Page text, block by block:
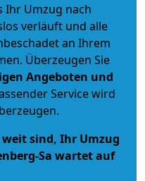
Ihr Umzug nach
verläuft und alle
an Ihrem
Überzeugen Sie
Angeboten und
Service wird
weit sind, Ihr Umzug
Sa wartet auf